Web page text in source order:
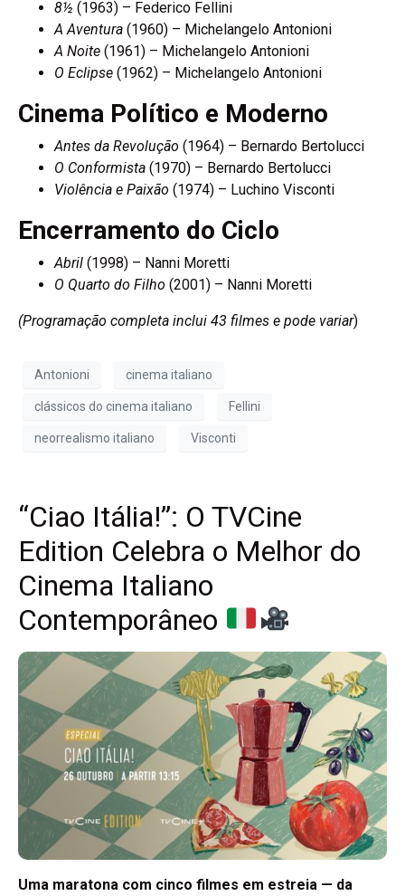
8½ (1963) – Federico Fellini
A Aventura (1960) – Michelangelo Antonioni
A Noite (1961) – Michelangelo Antonioni
O Eclipse (1962) – Michelangelo Antonioni
Cinema Político e Moderno
Antes da Revolução (1964) – Bernardo Bertolucci
O Conformista (1970) – Bernardo Bertolucci
Violência e Paixão (1974) – Luchino Visconti
Encerramento do Ciclo
Abril (1998) – Nanni Moretti
O Quarto do Filho (2001) – Nanni Moretti
(Programação completa inclui 43 filmes e pode variar)
Antonioni cinema italiano
clássicos do cinema italiano Fellini
neorrealismo italiano Visconti
“Ciao Itália!”: O TVCine
Edition Celebra o Melhor do
Cinema Italiano
Contemporâneo
Uma maratona com cinco filmes em estreia — da